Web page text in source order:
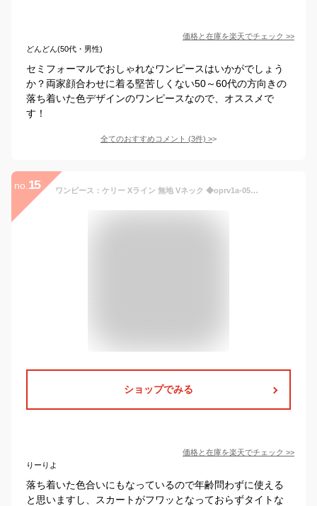
価格と在庫を楽天でチェック >>
どんどん(50代・男性)
セミフォーマルでおしゃれなワンピースはいかがでしょう
か？両家顔合わせに着る堅苦しくない50～60代の方向きの
落ち着いた色デザインのワンピースなので、オススメで
す！
全てのおすすめコメント (3件) >
no. 15 ワンピース：ケリー Xライン 無地 Vネック ◆oprv1a-050001 きれいめ 30代 40代 50代 着やせ 大人 上品 エレガント 大きいサイズ トールサイズありタイトワンピース ジャージー オフィス カジュアル 卒業式 入学式 セレモニー 婚活 結婚式 ミモレ丈 七分袖 春 秋冬
ショップでみる
価格と在庫を楽天でチェック >>
りーりよ
落ち着いた色合いにもなっているので年齢問わずに使える
と思いますし、スカートがフワッとなっておらずタイトな